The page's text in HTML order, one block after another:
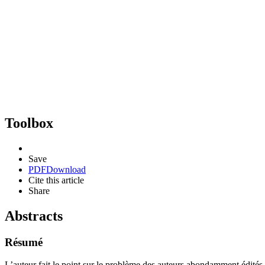
Toolbox
Save
PDFDownload
Cite this article
Share
Abstracts
Résumé